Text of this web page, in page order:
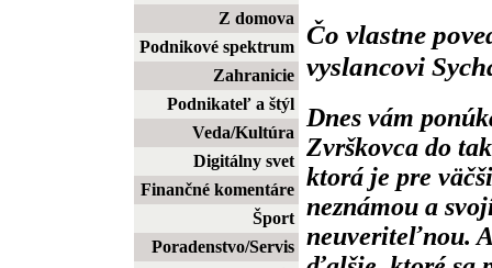
Z domova
Podnikové spektrum
Zahranicie
Podnikateľ a štýl
Veda/Kultúra
Digitálny svet
Finančné komentáre
Šport
Poradenstvo/Servis
Čo vlastne
vyslancovi
Dnes vám
Zvrškovca do
ktorá je pre
neznámou a
neuveriteľnou.